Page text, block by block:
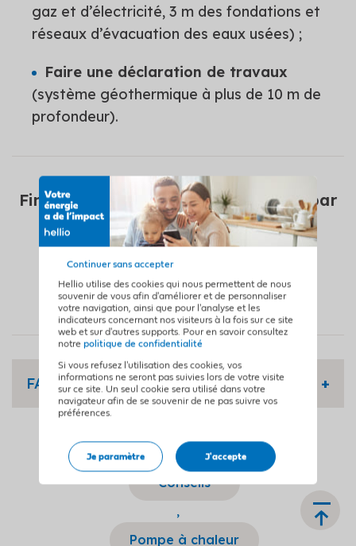
Hellio utilise des cookies qui nous permettent de nous
souvenir de vous afin d'améliorer et de personnaliser
votre navigation, ainsi que pour l'analyse et les
indicateurs concernant nos visiteurs à la fois sur ce site
web et sur d'autres supports. Pour en savoir consultez
notre politique de confidentialité
Si vous refusez l'utilisation des cookies, vos
informations ne seront pas suivies lors de votre visite
sur ce site. Un seul cookie sera utilisé dans votre
navigateur afin de se souvenir de ne pas suivre vos
préférences.
Je paramètre J'accepte
Continuer sans accepter
gaz et d’électricité, 3 m des fondations et
réseaux d’évacuation des eaux usées) ;
Faire une déclaration de travaux
(système géothermique à plus de 10 m de
profondeur).
Financez votre projet de chauffage par
géothermie avec Hellio !
FAQ
Peut-on installer un
chauffage par géothermie
dans une maison ancienne
(rénovation) ?
Tags associés :
Conseils
,
Pompe à chaleur